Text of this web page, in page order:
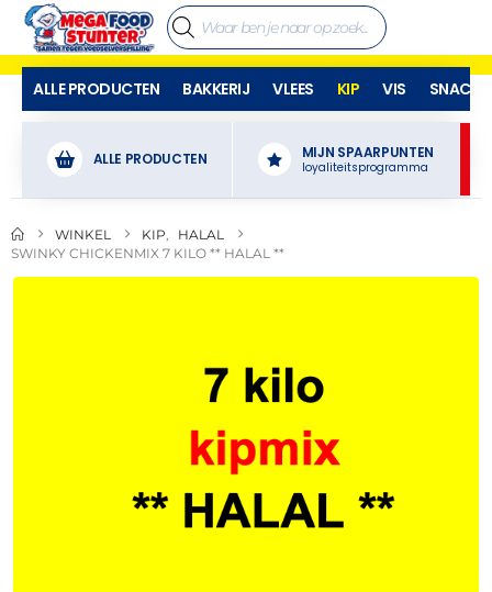
ALLE PRODUCTEN BAKKERIJ VLEES KIP VIS SNACKS
ALLE PRODUCTEN MIJN SPAARPUNTEN
loyaliteitsprogramma
WINKEL KIP
HALAL
SWINKY CHICKENMIX 7 KILO ** HALAL **